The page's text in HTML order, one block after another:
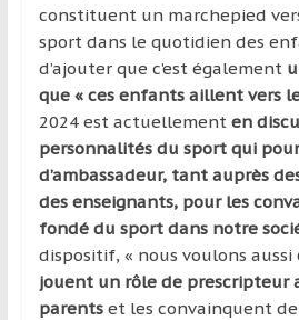
constituent un marchepied
sport dans le quotidien des
d’ajouter que c’est également
que « ces enfants aillent vers
2024 est actuellementen
personnalités du sport qui
d’ambassadeur, tant auprès
des enseignants, pour les
fondé du sport dans notre
dispositif, « nous voulons aussi
jouent un rôle de prescripteur
parentset les convainquent de